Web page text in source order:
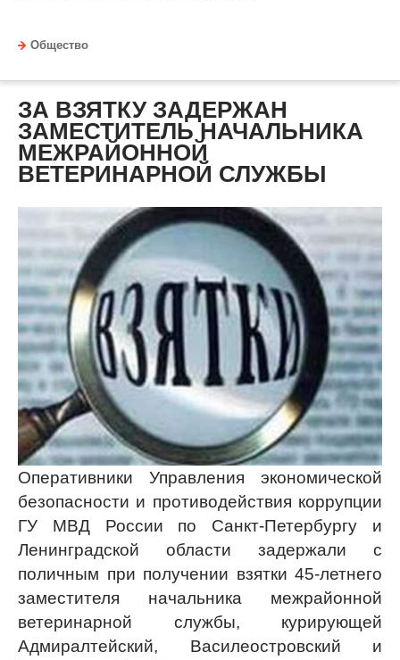
Общество
ЗА ВЗЯТКУ ЗАДЕРЖАН
ЗАМЕСТИТЕЛЬ НАЧАЛЬНИКА
МЕЖРАЙОННОЙ
ВЕТЕРИНАРНОЙ СЛУЖБЫ
Оперативники Управления экономической
безопасности и противодействия коррупции
ГУ МВД России по Санкт-Петербургу и
Ленинградской области задержали с
поличным при получении взятки 45-летнего
заместителя начальника межрайонной
ветеринарной службы, курирующей
Адмиралтейский, Василеостровский и